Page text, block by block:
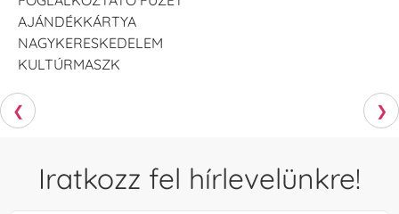
AJÁNDÉKKÁRTYA
NAGYKERESKEDELEM
KULTÚRMASZK
❮ ❯
Iratkozz fel hírlevelünkre!